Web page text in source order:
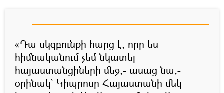
«Դա սկզբունքի հարց է, որը ես
հիմնականում չեմ նկատել
հայաստանցիների մեջ,- ասաց նա,-
օրինակ՝ Կիպրոսը Հայաստանի մեկ